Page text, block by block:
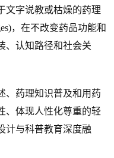
文字说教或枯燥的药理
，在不改变药品功能和
、认知路径和社会关
药理知识普及和用药
、体现人性化尊重的轻
计与科普教育深度融